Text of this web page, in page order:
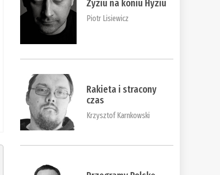
Zyziu na koniu Hyziu
Piotr Lisiewicz
Rakieta i stracony
czas
Krzysztof Karnkowski